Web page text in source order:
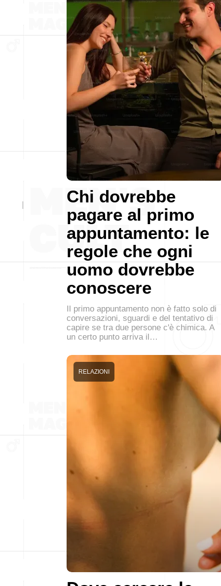
Chi dovrebbe
pagare al primo
appuntamento: le
regole che ogni
uomo dovrebbe
conoscere
Il primo appuntamento non è fatto solo di
conversazioni, sguardi e del tentativo di
capire se tra due persone c'è chimica. A
un certo punto arriva il…
RELAZIONI